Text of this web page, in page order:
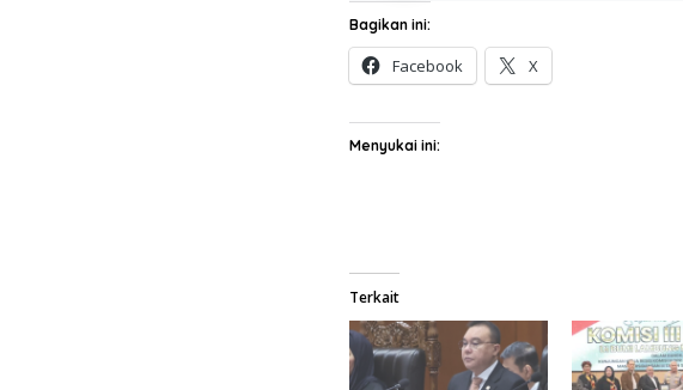
Bagikan ini:
Facebook X
Menyukai ini:
Terkait